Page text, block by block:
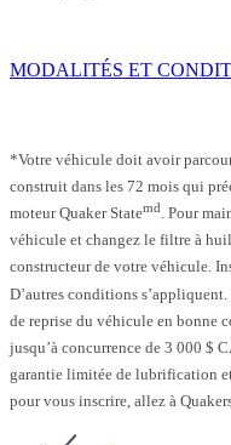
MODALITÉS ET
*Votre véhicule doit avoir
construit dans les 72 mois qui
moteur Quaker Statemd. Pour
véhicule et changez le filtre à
constructeur de votre véhicule.
D’autres conditions
de reprise du véhicule en bonne
jusqu’à concurrence de 3 000 $
garantie limitée de lubrification
pour vous inscrire, allez à